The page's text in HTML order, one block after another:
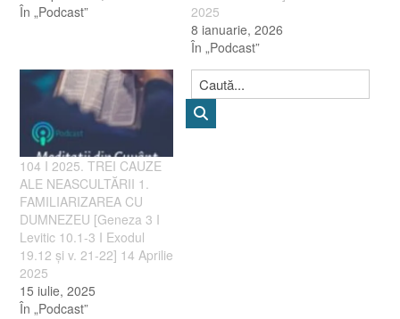
În „Podcast”
2025
8 ianuarie, 2026
În „Podcast”
104 I 2025. TREI CAUZE
ALE NEASCULTĂRII 1.
FAMILIARIZAREA CU
DUMNEZEU [Geneza 3 I
Levitic 10.1-3 I Exodul
19.12 și v. 21-22] 14 Aprilie
2025
15 iulie, 2025
În „Podcast”